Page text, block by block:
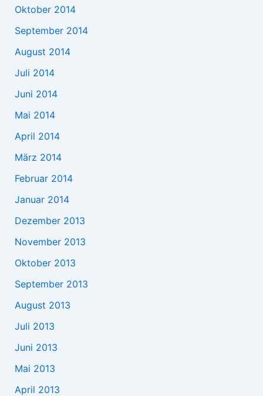
Oktober 2014
September 2014
August 2014
Juli 2014
Juni 2014
Mai 2014
April 2014
März 2014
Februar 2014
Januar 2014
Dezember 2013
November 2013
Oktober 2013
September 2013
August 2013
Juli 2013
Juni 2013
Mai 2013
April 2013